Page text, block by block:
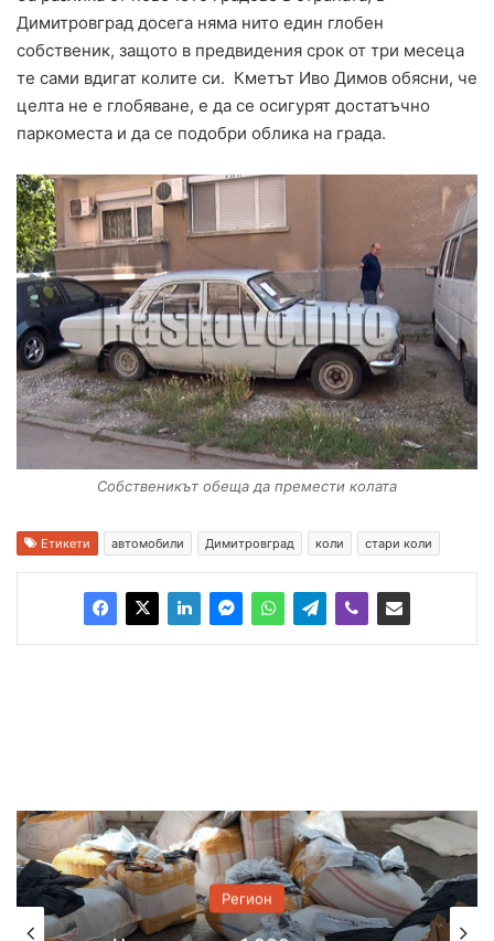
Димитровград досега няма нито един глобен
собственик, защото в предвидения срок от три месеца
те сами вдигат колите си. Кметът Иво Димов обясни, че
целта не е глобяване, е да се осигурят достатъчно
паркоместа и да се подобри облика на града.
Собственикът обеща да премести колата
Етикети автомобили Димитровград коли стари коли
Регион